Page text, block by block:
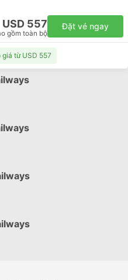
USD 557
gồm toàn bộ
Đặt vé ngay
từ USD 557